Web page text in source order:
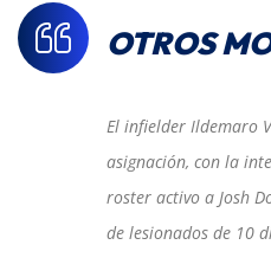
OTROS
El infielder Ildemaro
asignación, con la
roster activo a Josh
de lesionados de 10